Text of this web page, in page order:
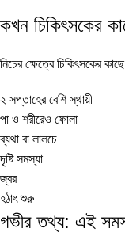
কখন চিকিৎসকের
নিচের ক্ষেত্রে চিকিৎসকের
২ সপ্তাহের বেশি স্থায়ী
পা ও শরীরেও ফোলা
ব্যথা বা লালচে
দৃষ্টি সমস্যা
জ্বর
হঠাৎ শুরু
গভীর তথ্য: এই